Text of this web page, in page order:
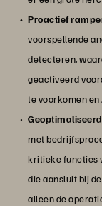
Proactief
voorspellende
detecteren,
geactiveerd
te voorkomen
met
kritieke functies
die aansluit bij
alleen de